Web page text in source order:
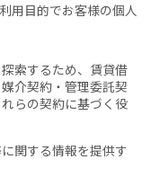
用目的でお客様の個人
索するため、賃貸借
介契約・管理委託契
らの契約に基づく役
関する情報を提供す